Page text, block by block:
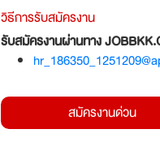
วิธีการรับสมัครงาน
รับสมัครงานผ่านทาง
สมัครงานด่วน